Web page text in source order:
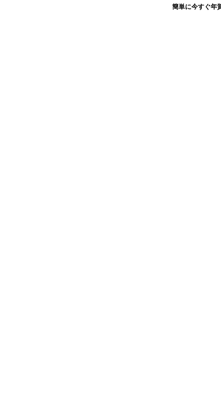
簡単に今すぐ年